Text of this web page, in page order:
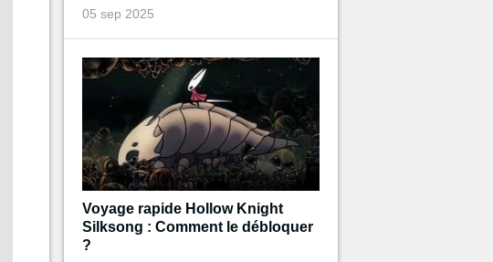
05 sep 2025
Voyage rapide Hollow Knight
Silksong : Comment le débloquer
?